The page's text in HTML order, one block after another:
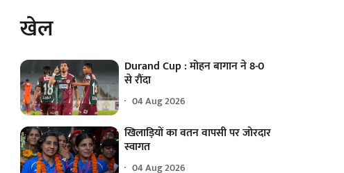
खेल
Durand Cup : मोहन बागान ने 8-0
से रौंदा
04 Aug 2026
खिलाड़ियों का वतन वापसी पर जोरदार
स्वागत
04 Aug 2026